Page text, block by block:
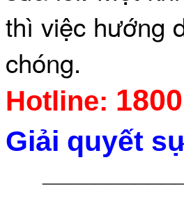
thì việc hướng
chóng.
Hotline:
Giải quyết